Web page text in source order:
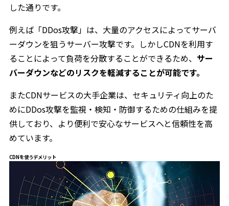
した通りです。
例えば「DDos攻撃」は、大量のアクセスによってサーバ
ーダウンを狙うサーバー攻撃です。しかしCDNを利用す
ることによって負荷を分散することができるため、 サー
バーダウンなどのリスクを軽減することが可能です。
またCDNサービスの大手企業は、セキュリティ向上のた
めにDDos攻撃を監視・検知・防御するための仕組みを提
供しており、より便利で安心なサービスへと信頼性を高
めています。
CDNを使うデメリット